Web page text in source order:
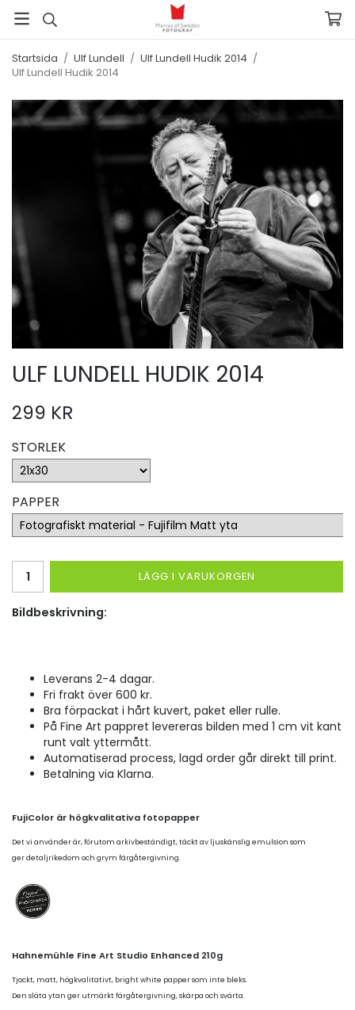
Startsida / Ulf Lundell / Ulf Lundell Hudik 2014 /
Ulf Lundell Hudik 2014
ULF LUNDELL HUDIK 2014
299 KR
STORLEK
PAPPER
LÄGG I VARUKORGEN
Bildbeskrivning:
Leverans 2-4 dagar.
Fri frakt över 600 kr.
Bra förpackat i hårt kuvert, paket eller rulle.
På Fine Art pappret levereras bilden med 1 cm vit kant
runt valt yttermått.
Automatiserad process, lagd order går direkt till print.
Betalning via Klarna.
FujiColor är högkvalitativa fotopapper
Det vi använder är, förutom arkivbeständigt, täckt av ljuskänslig emulsion som
ger detaljrikedom och grym färgåtergivning.
Hahnemühle Fine Art Studio Enhanced 210g
Tjockt, matt, högkvalitativt, bright white papper som inte bleks.
Den släta ytan ger utmärkt färgåtergivning, skärpa och svärta.